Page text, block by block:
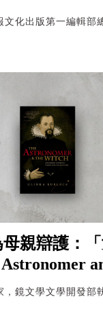
文化出版第一編輯部
親辯護：
，鏡文學文學開發部